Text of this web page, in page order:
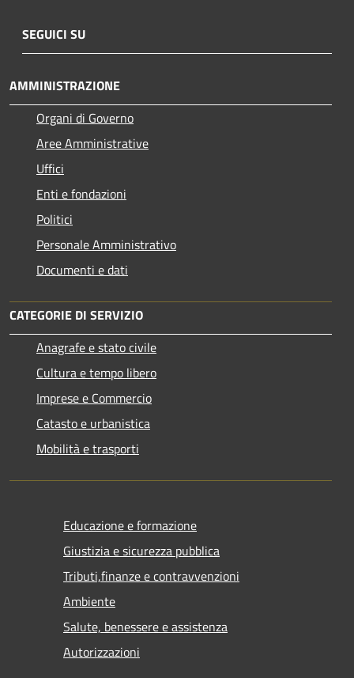
SEGUICI SU
AMMINISTRAZIONE
Organi di Governo
Aree Amministrative
Uffici
Enti e fondazioni
Politici
Personale Amministrativo
Documenti e dati
CATEGORIE DI SERVIZIO
Anagrafe e stato civile
Cultura e tempo libero
Imprese e Commercio
Catasto e urbanistica
Mobilità e trasporti
Educazione e formazione
Giustizia e sicurezza pubblica
Tributi,finanze e contravvenzioni
Ambiente
Salute, benessere e assistenza
Autorizzazioni